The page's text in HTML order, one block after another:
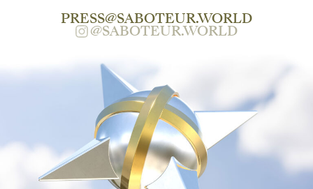
PRESS@SABOTEUR.WORLD
@SABOTEUR.WORLD